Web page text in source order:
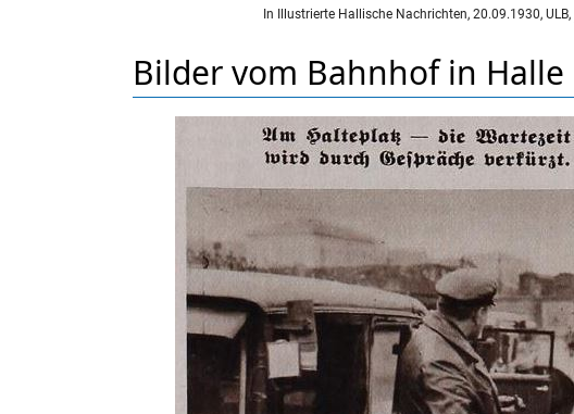
In Illustrierte Hallische Nachrichten, 20.09.1930, ULB,
Bilder vom Bahnhof in Halle